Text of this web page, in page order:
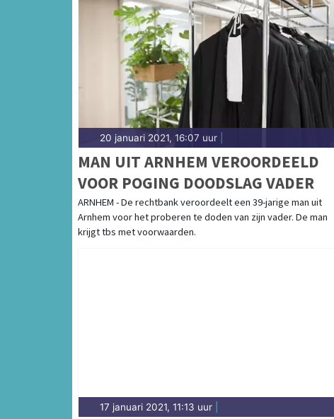
20 januari 2021, 16:07 uur
MAN UIT ARNHEM VEROORDEELD
VOOR POGING DOODSLAG VADER
ARNHEM - De rechtbank veroordeelt een 39-jarige man uit
Arnhem voor het proberen te doden van zijn vader. De man
krijgt tbs met voorwaarden.
17 januari 2021, 11:13 uur